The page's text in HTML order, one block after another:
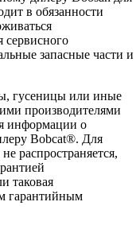
в обязанности
сервисного
запасные части и
гусеницы или иные
производителями
информации о
Bobcat®. Для
распространяется,
таковая
гарантийным